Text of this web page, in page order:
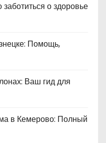
о здоровье
Помощь,
Ваш гид для
в Кемерово: Полный